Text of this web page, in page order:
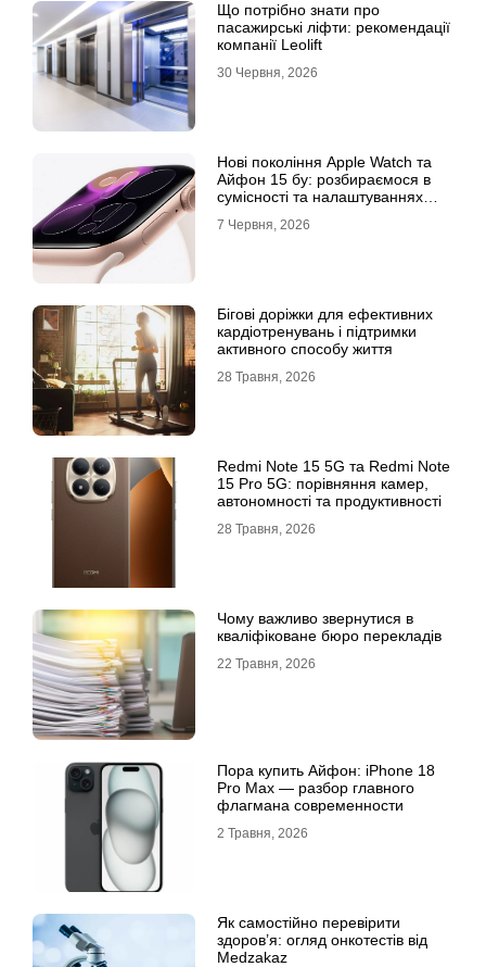
Що потрібно знати про
пасажирські ліфти: рекомендації
компанії Leolift
30 Червня, 2026
Нові покоління Apple Watch та
Айфон 15 бу: розбираємося в
сумісності та налаштуваннях
7 Червня, 2026
Бігові доріжки для ефективних
кардіотренувань і підтримки
активного способу життя
28 Травня, 2026
Redmi Note 15 5G та Redmi Note
15 Pro 5G: порівняння камер,
автономності та продуктивності
28 Травня, 2026
Чому важливо звернутися в
кваліфіковане бюро перекладів
22 Травня, 2026
Пора купить Айфон: iPhone 18
Pro Max — разбор главного
флагмана современности
2 Травня, 2026
Як самостійно перевірити
здоров’я: огляд онкотестів від
Medzakaz